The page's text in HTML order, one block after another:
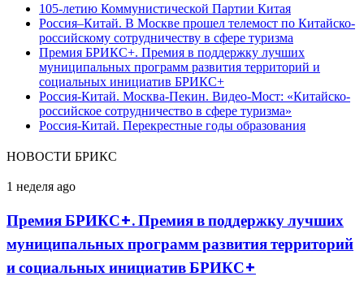
105-летию Коммунистической Партии Китая
Россия–Китай. В Москве прошел телемост по Китайско-
российскому сотрудничеству в сфере туризма
Премия БРИКС+. Премия в поддержку лучших
муниципальных программ развития территорий и
социальных инициатив БРИКС+
Россия-Китай. Москва-Пекин. Видео-Мост: «Китайско-
российское сотрудничество в сфере туризма»
Россия-Китай. Перекрестные годы образования
НОВОСТИ БРИКС
Премия
Премия
в
поддержку
муниципальных
1 неделя ago
Премия БРИКС+. Премия в поддержку лучших
муниципальных программ развития территорий
и социальных инициатив БРИКС+